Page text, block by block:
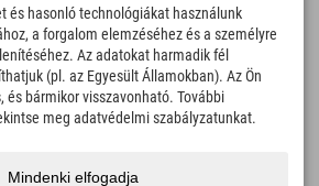
4.634km
Sí- és snowboardpályák
97%
és hasonló technológiákat használunk
a forgalom elemzéséhez és a személyre
Az adatokat harmadik fél
(pl. az Egyesült Államokban). Az Ön
és bármikor visszavonható. További
meg adatvédelmi szabályzatunkat.
Mindenki elfogadja